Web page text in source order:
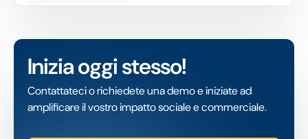
Inizia oggi stesso!
Contattateci o richiedete una demo e iniziate ad
amplificare il vostro impatto sociale e commerciale.